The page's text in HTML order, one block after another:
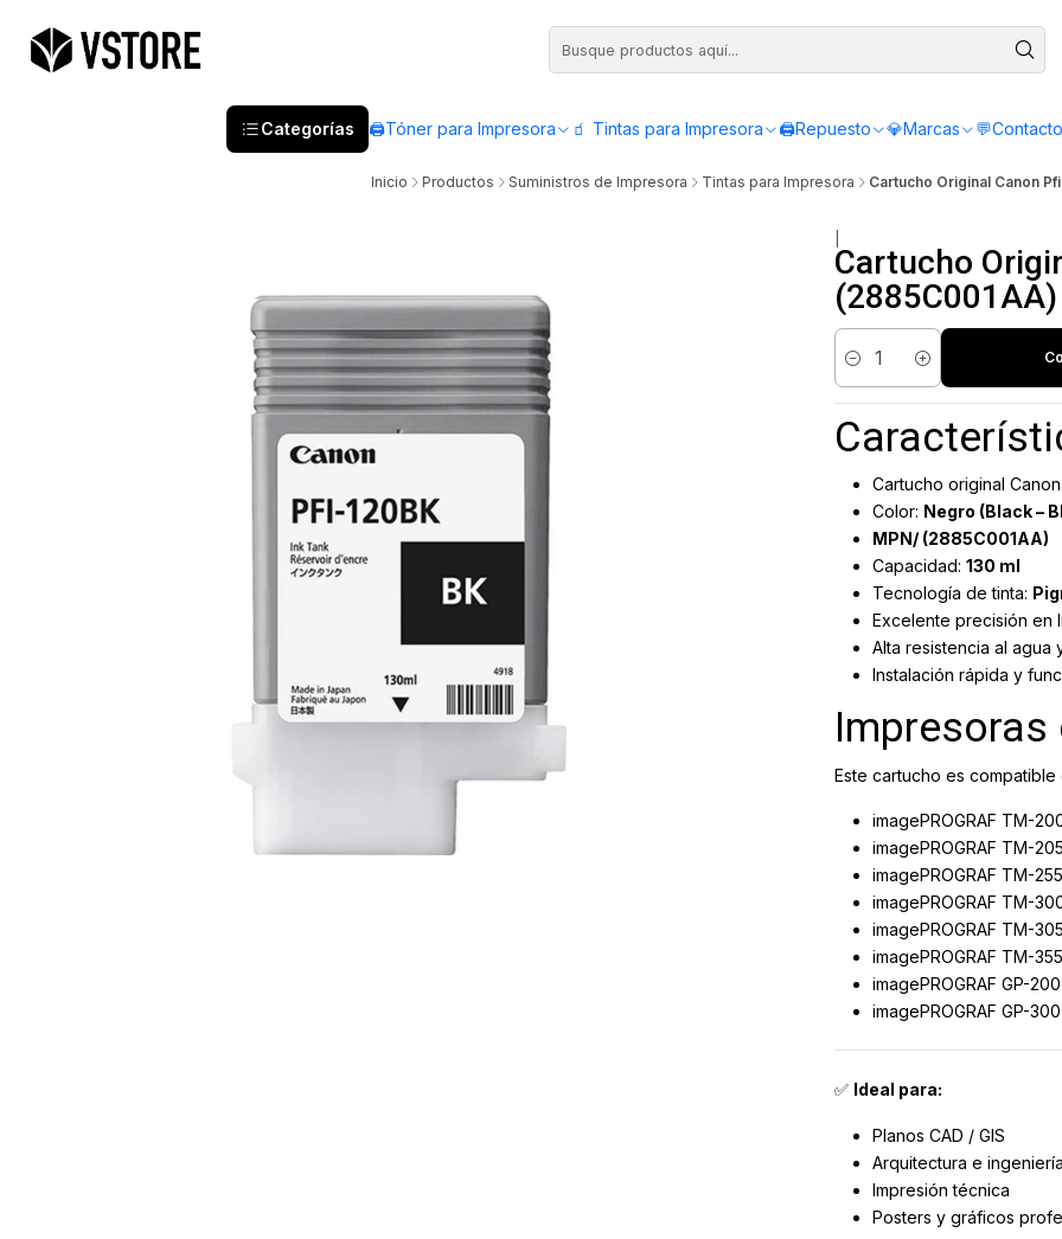
Categorías 🖨️Tóner para Impresora 🧃 Tintas para Impresora 🖨️Repuesto 💎Marcas
Compra antes de las 12:00 y recibe el mismo día - Servicio de Lunes a Viernes
Inicio Productos Suministros de Impresora Tintas para Impresora Cartucho Original Canon
Cartucho
(2885C001AA)
Cantidad
Cartucho original
Color: Negro (Black –
MPN/ (2885C001AA)
Capacidad: 130 ml
Tecnología de tinta:
Excelente precisión en
Alta resistencia al agua
Instalación rápida y
Este cartucho es compatible
imagePROGRAF TM-
imagePROGRAF TM-205
imagePROGRAF TM-255
imagePROGRAF TM-
imagePROGRAF TM-305
imagePROGRAF TM-355
imagePROGRAF GP-200
imagePROGRAF GP-300
✅ Ideal para:
Planos CAD / GIS
Arquitectura e ingeniería
Impresión técnica
Posters y gráficos